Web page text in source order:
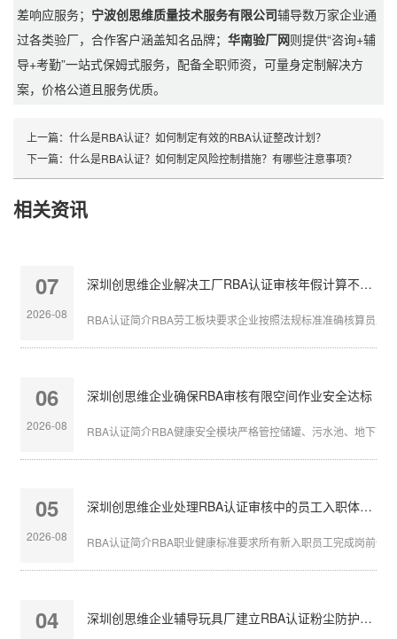
差响应服务； 宁波创思维质量技术服务有限公司辅导数万家企业通
过各类验厂，合作客户涵盖知名品牌；华南验厂网则提供“咨询+辅
导+考勤”一站式保姆式服务，配备全职师资，可量身定制解决方
案，价格公道且服务优质。
上一篇： 什么是RBA认证？如何制定有效的RBA认证整改计划？
下一篇： 什么是RBA认证？如何制定风险控制措施？有哪些注意事项？
相关资讯
07
2026-08
深圳创思维企业解决工厂RBA认证审核年假计算不准确
RBA认证简介RBA劳工板块要求企业按照法规标准准确核算员工
06
2026-08
深圳创思维企业确保RBA审核有限空间作业安全达标
RBA认证简介RBA健康安全模块严格管控储罐、污水池、地下管
05
2026-08
深圳创思维企业处理RBA认证审核中的员工入职体检缺失
RBA认证简介RBA职业健康标准要求所有新入职员工完成岗前体
04 深圳创思维企业辅导玩具厂建立RBA认证粉尘防护体系